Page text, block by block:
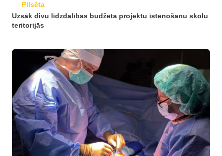
Pilsēta
Uzsāk divu līdzdalības budžeta projektu īstenošanu skolu
teritorijās